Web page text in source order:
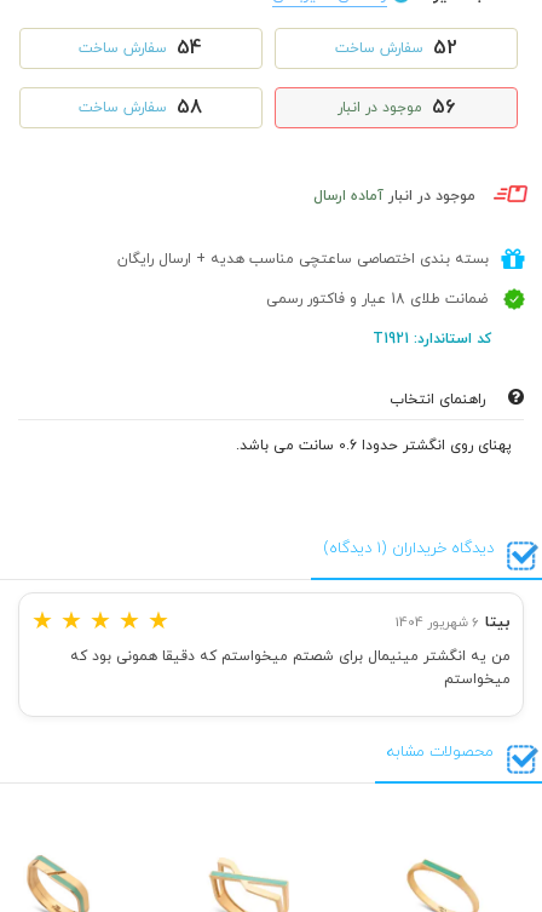
52 سفارش ساخت 54 سفارش ساخت
56 موجود در انبار 58 سفارش ساخت
موجود در انبار آماده ارسال
بسته بندی اختصاصی ساعتچی مناسب هدیه + ارسال رایگان
ضمانت طلای 18 عیار و فاکتور رسمی
کد استاندارد: T1921
راهنمای انتخاب
پهنای روی انگشتر حدودا 0.6 سانت می باشد.
دیدگاه خریداران (1 دیدگاه)
بیتا 6 شهریور 1404 ★ ★ ★ ★ ★
من یه انگشتر مینیمال برای شصتم میخواستم که دقیقا همونی بود که
میخواستم
محصولات مشابه